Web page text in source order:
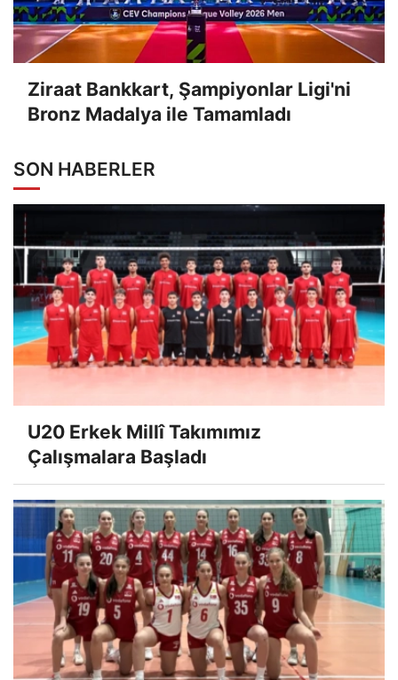
Ziraat Bankkart, Şampiyonlar Ligi'ni
Bronz Madalya ile Tamamladı
SON HABERLER
U20 Erkek Millî Takımımız
Çalışmalara Başladı